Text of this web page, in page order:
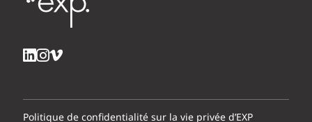
Politique de confidentialité sur la vie privée d’EXP